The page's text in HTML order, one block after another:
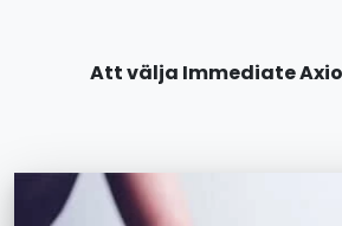
Att välja Immediate